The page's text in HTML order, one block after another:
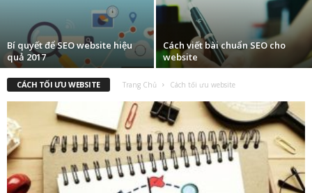
Bí quyết để SEO website hiệu
quả 2017
Cách viết bài chuẩn SEO cho
website
CÁCH TỐI ƯU WEBSITE Trang Chủ Cách tối ưu website